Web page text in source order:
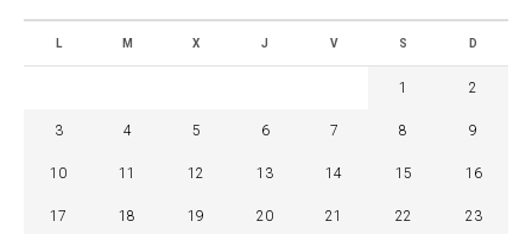
L M X J V S D
1 2
3 4 5 6 7 8 9
10 11 12 13 14 15 16
17 18 19 20 21 22 23